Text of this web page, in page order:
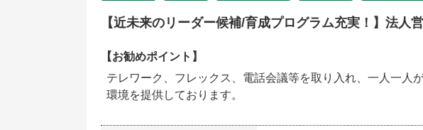
【近未来のリーダー候補/育成プログラム充実！】法人
【お勧めポイント】
テレワーク、フレックス、電話会議等を取り入れ、一人一人
環境を提供しております。